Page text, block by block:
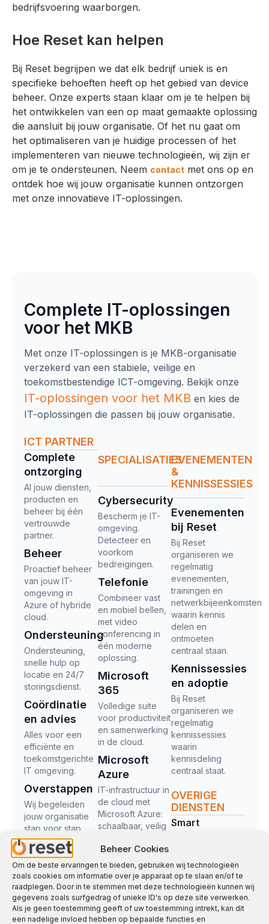
Beheer Cookies
Om de beste ervaringen te bieden, gebruiken wij technologieën
zoals cookies om informatie over je apparaat op te slaan en/of te
raadplegen. Door in te stemmen met deze technologieën kunnen wij
gegevens zoals surfgedrag of unieke ID's op deze site verwerken.
Als je geen toestemming geeft of uw toestemming intrekt, kan dit
een nadelige invloed hebben op bepaalde functies en
bedrijfsvoering waarborgen.
Hoe Reset kan helpen
Bij Reset begrijpen we dat elk bedrijf uniek is en
specifieke behoeften heeft op het gebied van device
beheer. Onze experts staan klaar om je te helpen bij
het ontwikkelen van een op maat gemaakte oplossing
die aansluit bij jouw organisatie. Of het nu gaat om
het optimaliseren van je huidige processen of het
implementeren van nieuwe technologieën, wij zijn er
om je te ondersteunen. Neem contact met ons op en
ontdek hoe wij jouw organisatie kunnen ontzorgen
met onze innovatieve IT-oplossingen.
Complete IT-oplossingen
voor het MKB
Met onze IT-oplossingen is je MKB-organisatie
verzekerd van een stabiele, veilige en
toekomstbestendige ICT-omgeving. Bekijk onze
IT-oplossingen voor het MKB en kies de
IT-oplossingen die passen bij jouw organisatie.
ICT PARTNER
Complete
ontzorging​
Al jouw diensten,
producten en
beheer bij één
vertrouwde
partner.
Beheer
Proactief beheer
van jouw IT-
omgeving in
Azure of hybride
cloud.
Ondersteuning
Ondersteuning,
snelle hulp op
locatie en 24/7
storingsdienst.
Coördinatie
en advies
Alles voor een
efficiënte en
toekomstgerichte
IT omgeving.
Overstappen
Wij begeleiden
jouw organisatie
stap voor stap
naar een
verbeterde IT-
omgeving.
SPECIALISATIES
Cybersecurity
Bescherm je IT-
omgeving.
Detecteer en
voorkom
bedreigingen.
Telefonie
Combineer vast
en mobiel bellen,
met video
conferencing in
één moderne
oplossing.
Microsoft
365
Volledige suite
voor productiviteit
en samenwerking
in de cloud.
Microsoft
Azure
IT-infrastructuur in
de cloud met
Microsoft Azure:
schaalbaar, veilig
Bekijk alle
managed
services
EVENEMENTEN
&
KENNISSESSIES
Evenementen
bij Reset
Bij Reset
organiseren we
regelmatig
evenementen,
trainingen en
netwerkbijeenkomsten
waarin kennis
delen en
ontmoeten
centraal staan.
Kennissessies
en adoptie
Bij Reset
organiseren we
regelmatig
kennissessies
waarin
kennisdeling
centraal staat.
OVERIGE
DIENSTEN
Smart
Webstudio
Business
Intelligence